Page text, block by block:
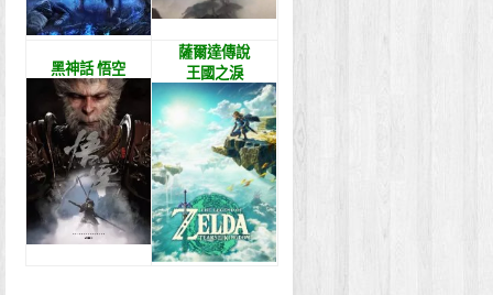
黑神話 悟空
薩爾達傳說
王國之淚